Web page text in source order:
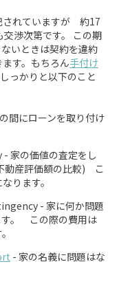
されていますが 約17
渉次第です。 この期
いときは契約を違約
す。もちろん手付け
っかりと以下のこと
間にローンを取り付け
家の価値の査定をし
動産評価額の比較) こ
ります。
- 家に何か問題
す。 この際の費用は
す。
- 家の名義に問題はな